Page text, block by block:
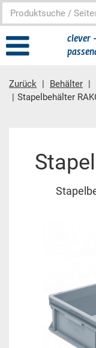
clever
Zurück Behälter
Stapelbehälter